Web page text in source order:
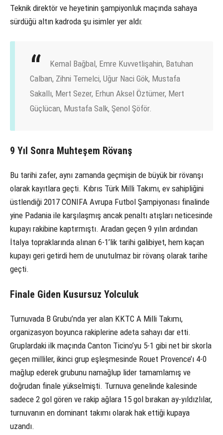
Teknik direktör ve heyetinin şampiyonluk maçında sahaya
sürdüğü altın kadroda şu isimler yer aldı:
Kemal Bağbal, Emre Kuvvetlişahin, Batuhan
Calban, Zihni Temelci, Uğur Naci Gök, Mustafa
Sakallı, Mert Sezer, Erhun Aksel Öztümer, Mert
Güçlücan, Mustafa Salk, Şenol Şöför.
9 Yıl Sonra Muhteşem Rövanş
Bu tarihi zafer, aynı zamanda geçmişin de büyük bir rövanşı
olarak kayıtlara geçti. Kıbrıs Türk Milli Takımı, ev sahipliğini
üstlendiği 2017 CONIFA Avrupa Futbol Şampiyonası finalinde
yine Padania ile karşılaşmış ancak penaltı atışları neticesinde
kupayı rakibine kaptırmıştı. Aradan geçen 9 yılın ardından
İtalya topraklarında alınan 6-1’lik tarihi galibiyet, hem kaçan
kupayı geri getirdi hem de unutulmaz bir rövanş olarak tarihe
geçti.
Finale Giden Kusursuz Yolculuk
Turnuvada B Grubu’nda yer alan KKTC A Milli Takımı,
organizasyon boyunca rakiplerine adeta sahayı dar etti.
Gruplardaki ilk maçında Canton Ticino’yu 5-1 gibi net bir skorla
geçen milliler, ikinci grup eşleşmesinde Rouet Provence’ı 4-0
mağlup ederek grubunu namağlup lider tamamlamış ve
doğrudan finale yükselmişti. Turnuva genelinde kalesinde
sadece 2 gol gören ve rakip ağlara 15 gol bırakan ay-yıldızlılar,
turnuvanın en dominant takımı olarak hak ettiği kupaya
uzandı.